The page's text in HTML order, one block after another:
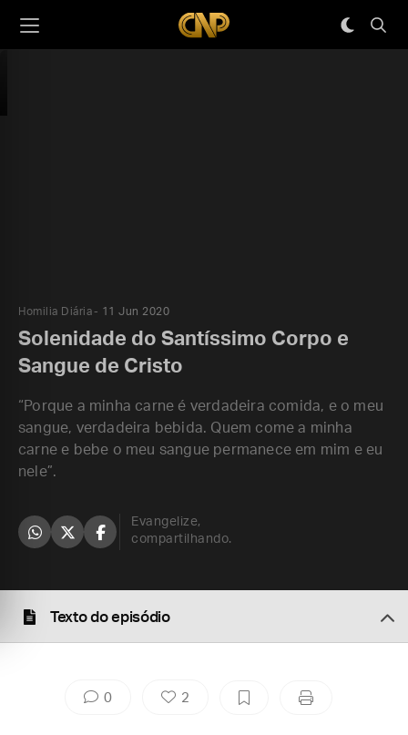
Homilia Diária 11 Jun 2020
Solenidade do Santíssimo Corpo e
Sangue de Cristo
“Porque a minha carne é verdadeira comida, e o meu
sangue, verdadeira bebida. Quem come a minha
carne e bebe o meu sangue permanece em mim e eu
nele”.
Evangelize,
compartilhando.
Texto do episódio
0 2